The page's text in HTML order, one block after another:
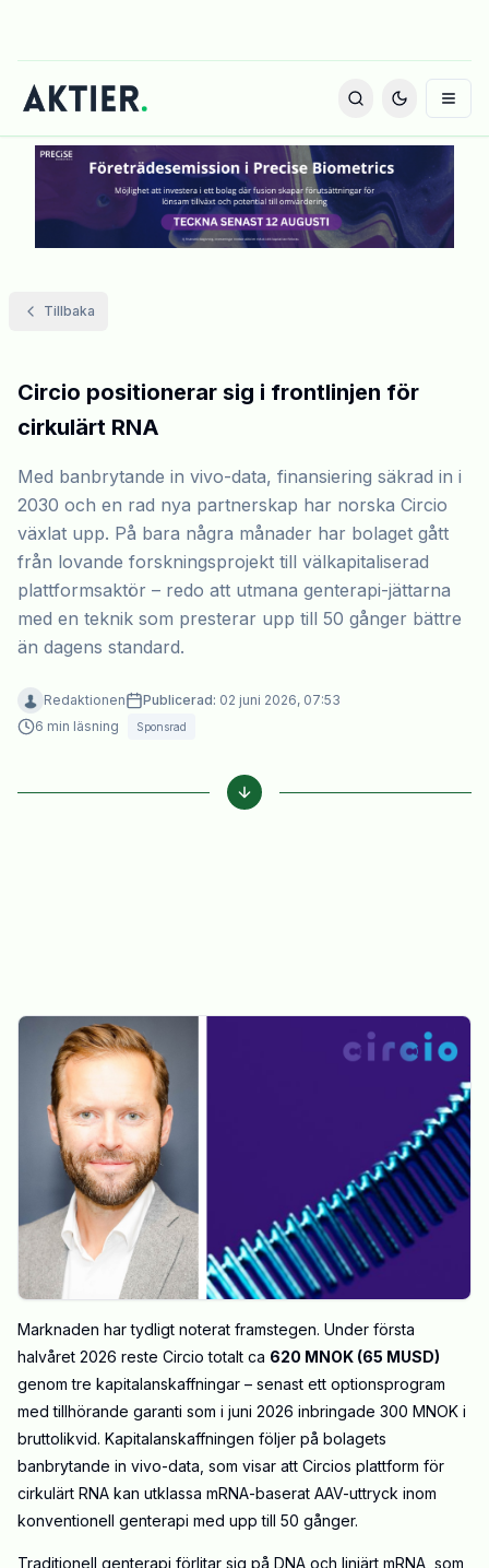
Tillbaka
Circio positionerar sig i frontlinjen för
cirkulärt RNA
Med banbrytande in vivo-data, finansiering säkrad in i
2030 och en rad nya partnerskap har norska Circio
växlat upp. På bara några månader har bolaget gått
från lovande forskningsprojekt till välkapitaliserad
plattformsaktör – redo att utmana genterapi-jättarna
med en teknik som presterar upp till 50 gånger bättre
än dagens standard.
Redaktionen Publicerad: 02 juni 2026, 07:53
6 min läsning Sponsrad
Marknaden har tydligt noterat framstegen. Under första
halvåret 2026 reste Circio totalt ca 620 MNOK (65 MUSD)
genom tre kapitalanskaffningar – senast ett optionsprogram
med tillhörande garanti som i juni 2026 inbringade 300 MNOK i
bruttolikvid. Kapitalanskaffningen följer på bolagets
banbrytande in vivo-data, som visar att Circios plattform för
cirkulärt RNA kan utklassa mRNA-baserat AAV-uttryck inom
konventionell genterapi med upp till 50 gånger.
Traditionell genterapi förlitar sig på DNA och linjärt mRNA, som